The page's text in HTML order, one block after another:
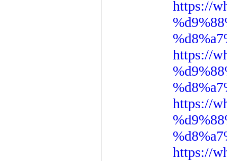
https://
https://
https://
https://